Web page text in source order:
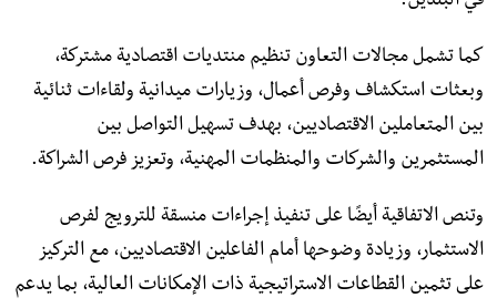
كما تشمل مجالات التعاون تنظيم منتديات اقتصادية مشتركة،
وبعثات استكشاف وفرص أعمال، وزيارات ميدانية ولقاءات ثنائية
بين المتعاملين الاقتصاديين، بهدف تسهيل التواصل بين
المستثمرين والشركات والمنظمات المهنية، وتعزيز فرص الشراكة.
وتنص الاتفاقية أيضًا على تنفيذ إجراءات منسقة للترويج لفرص
الاستثمار، وزيادة وضوحها أمام الفاعلين الاقتصاديين، مع التركيز
على تثمين القطاعات الاستراتيجية ذات الإمكانات العالية، بما يدعم